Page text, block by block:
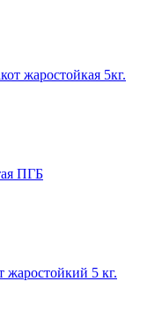
жаростойкая 5кг.
ПГБ
жаростойкий 5 кг.